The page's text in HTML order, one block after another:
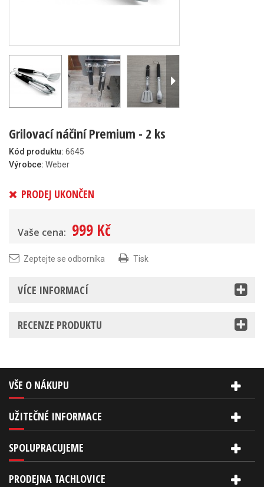
Grilovací náčiní Premium - 2 ks
Kód produktu: 6645
Výrobce: Weber
PRODEJ UKONČEN
Vaše cena: 999 Kč
Zeptejte se odborníka Tisk
VÍCE INFORMACÍ
RECENZE PRODUKTU
VŠE O NÁKUPU
UŽITEČNÉ INFORMACE
SPOLUPRACUJEME
PRODEJNA TACHLOVICE